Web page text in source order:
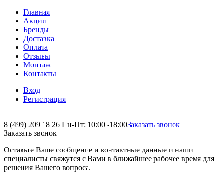
Главная
Акции
Бренды
Доставка
Оплата
Отзывы
Монтаж
Контакты
Вход
Регистрация
8 (499) 209 18 26 Пн-Пт: 10:00 -18:00Заказать звонок
Заказать звонок
Оставьте Ваше сообщение и контактные данные и наши
специалисты свяжутся с Вами в ближайшее рабочее время для
решения Вашего вопроса.